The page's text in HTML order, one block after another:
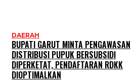
DAERAH
BUPATI GARUT MINTA PENGAWASAN
DISTRIBUSI PUPUK BERSUBSIDI
DIPERKETAT, PENDAFTARAN RDKK
DIOPTIMALKAN